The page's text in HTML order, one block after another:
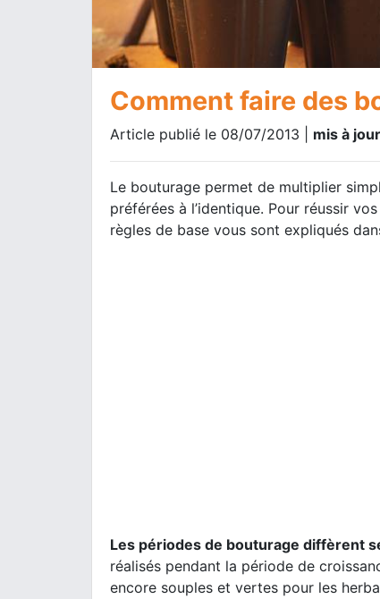
Comment faire des
Article publié le 08/07/2013 | mis à
Le bouturage permet de multiplier
préférées à l’identique. Pour réussir
règles de base vous sont expliqués
Les périodes de bouturage diffèrent
réalisés pendant la période de
encore souples et vertes pour les